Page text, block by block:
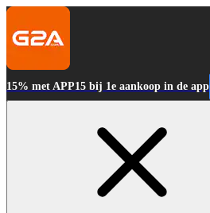
15% met APP15 bij 1e aankoop in de app